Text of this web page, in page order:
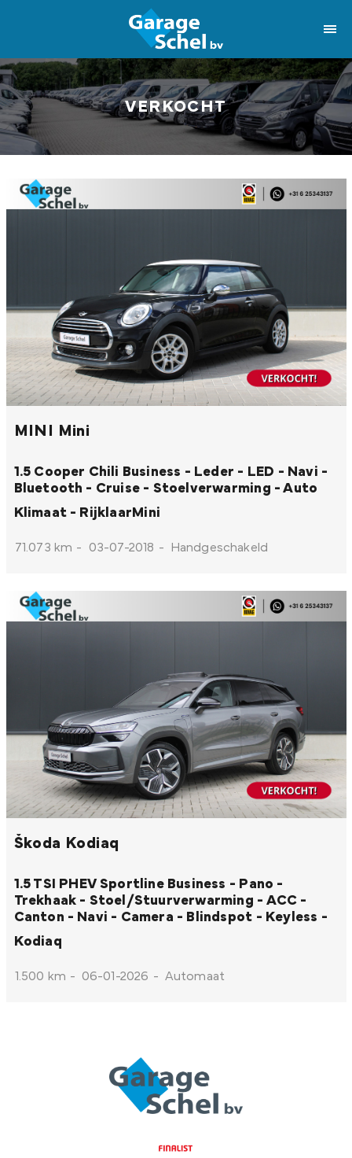
VERKOCHT
MINI Mini
1.5 Cooper Chili Business - Leder - LED - Navi -
Bluetooth - Cruise - Stoelverwarming - Auto
Klimaat - Rijklaar Mini
71.073 km - 03-07-2018 - Handgeschakeld
Škoda Kodiaq
1.5 TSI PHEV Sportline Business - Pano -
Trekhaak - Stoel/Stuurverwarming - ACC -
Canton - Navi - Camera - Blindspot - Keyless -
Kodiaq
1.500 km - 06-01-2026 - Automaat